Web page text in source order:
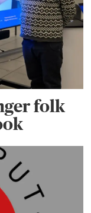
folk